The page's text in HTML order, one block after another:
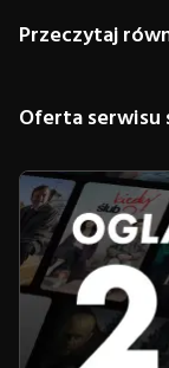
Przeczytaj
Oferta serwisu